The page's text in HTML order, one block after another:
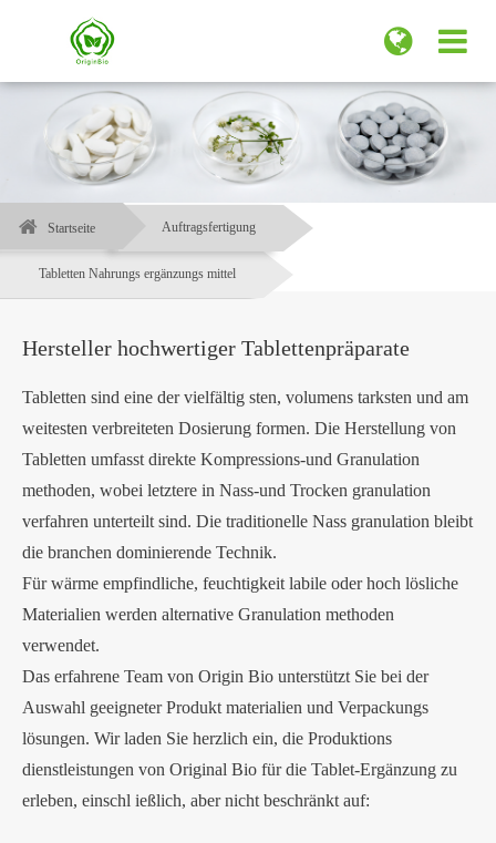
Startseite Auftragsfertigung
Tabletten Nahrungs ergänzungs mittel
Hersteller hochwertiger Tablettenpräparate
Tabletten sind eine der vielfältig sten, volumens tarksten und am
weitesten verbreiteten Dosierung formen. Die Herstellung von
Tabletten umfasst direkte Kompressions-und Granulation
methoden, wobei letztere in Nass-und Trocken granulation
verfahren unterteilt sind. Die traditionelle Nass granulation bleibt
die branchen dominierende Technik.
Für wärme empfindliche, feuchtigkeit labile oder hoch lösliche
Materialien werden alternative Granulation methoden
verwendet.
Das erfahrene Team von Origin Bio unterstützt Sie bei der
Auswahl geeigneter Produkt materialien und Verpackungs
lösungen. Wir laden Sie herzlich ein, die Produktions
dienstleistungen von Original Bio für die Tablet-Ergänzung zu
erleben, einschl ießlich, aber nicht beschränkt auf: